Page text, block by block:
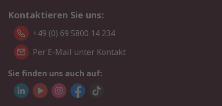
Kontaktieren Sie uns:
+49 (0) 69 5800 14 234
Per E-Mail unter Kontakt
Sie finden uns auch auf: